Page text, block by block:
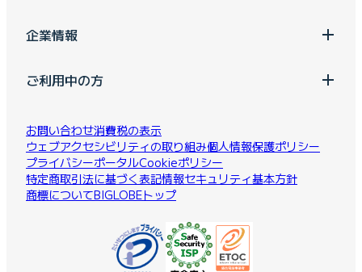
企業情報
ご利用中の方
お問い合わせ消費税の表示
ウェブアクセシビリティの取り組み個人情報保護ポリシー
プライバシーポータルCookieポリシー
特定商取引法に基づく表記情報セキュリティ基本方針
商標についてBIGLOBEトップ